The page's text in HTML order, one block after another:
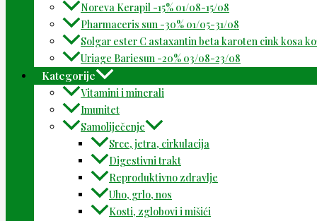
Noreva Kerapil -15% 01/08-15/08
Pharmaceris sun -30% 01/05-31/08
Solgar ester C astaxantin beta karoten cink kosa
Uriage Bariesun -20% 03/08-23/08
Kategorije
Vitamini i minerali
Imunitet
Samoliječenje
Srce, jetra, cirkulacija
Digestivni trakt
Reproduktivno zdravlje
Uho, grlo, nos
Kosti, zglobovi i mišići